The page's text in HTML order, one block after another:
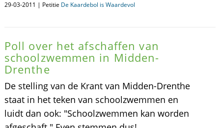
29-03-2011 | Petitie De Kaardebol is Waardevol
Poll over het afschaffen van
schoolzwemmen in Midden-
Drenthe
De stelling van de Krant van Midden-Drenthe
staat in het teken van schoolzwemmen en
luidt dan ook: "Schoolzwemmen kan worden